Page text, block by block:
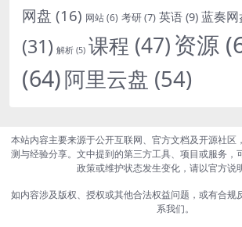
网盘 (16) 网站(6) 考研(7) 英语 (9) 蓝奏网
(31) 解析 (5) 课程 (47)资源
(64)阿里云盘 (54)
本站内容主要来源于公开互联网、官方文档及开源社区
测与经验分享。文中提到的第三方工具、项目或服务，
政策或维护状态发生变化，请以官方说
如内容涉及版权、授权或其他合法权益问题，或有合规
系我们。